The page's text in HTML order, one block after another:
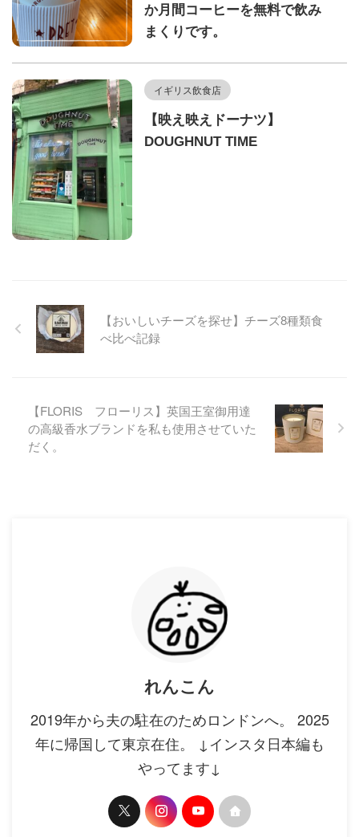
か月間コーヒーを無料で飲み
まくりです。
イギリス飲食店
【映え映えドーナツ】
DOUGHNUT TIME
【おいしいチーズを探せ】チーズ8種類食
べ比べ記録
【FLORIS フローリス】英国王室御用達
の高級香水ブランドを私も使用させていた
だく。
れんこん
2019年から夫の駐在のためロンドンへ。 2025
年に帰国して東京在住。 ↓インスタ日本編も
やってます↓